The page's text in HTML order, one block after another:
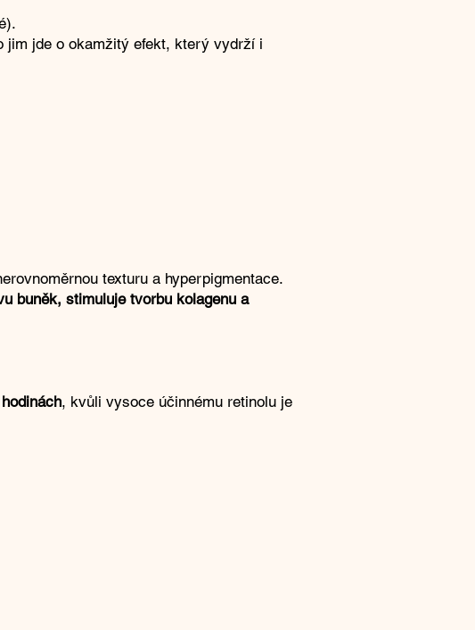
jim jde o okamžitý efekt, který vydrží i
texturu a hyperpigmentace.
buněk, stimuluje tvorbu kolagenu a
, kvůli vysoce účinnému retinolu je